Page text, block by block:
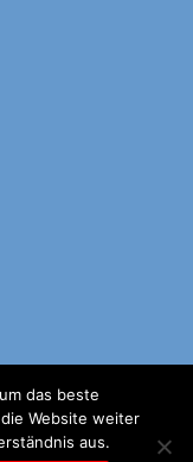
Limburg, auch
das beste
Website weiter
aus.